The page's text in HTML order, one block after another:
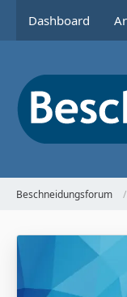
Dashboard
Beschneidungsforum